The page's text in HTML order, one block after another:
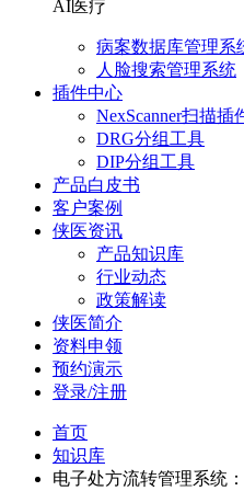
AI医疗
病案数据库管理系
人脸搜索管理系统
插件中心
NexScanner扫描插
DRG分组工具
DIP分组工具
产品白皮书
客户案例
侠医资讯
产品知识库
行业动态
政策解读
侠医简介
资料申领
预约演示
登录/注册
首页
知识库
电子处方流转管理系统